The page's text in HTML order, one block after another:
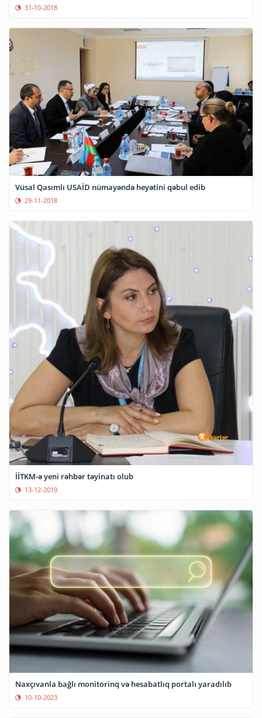
31-10-2018
Vüsal Qasımlı USAİD nümayəndə heyətini qəbul edib
29-11-2018
İİTKM-ə yeni rəhbər təyinatı olub
13-12-2019
Naxçıvanla bağlı monitorinq və hesabatlıq portalı yaradılıb
10-10-2023